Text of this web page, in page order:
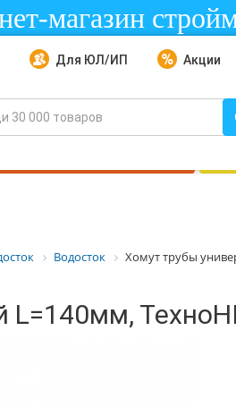
магазин
Для ЮЛ/ИП Акции
Водосток Хомут трубы
L=140мм,